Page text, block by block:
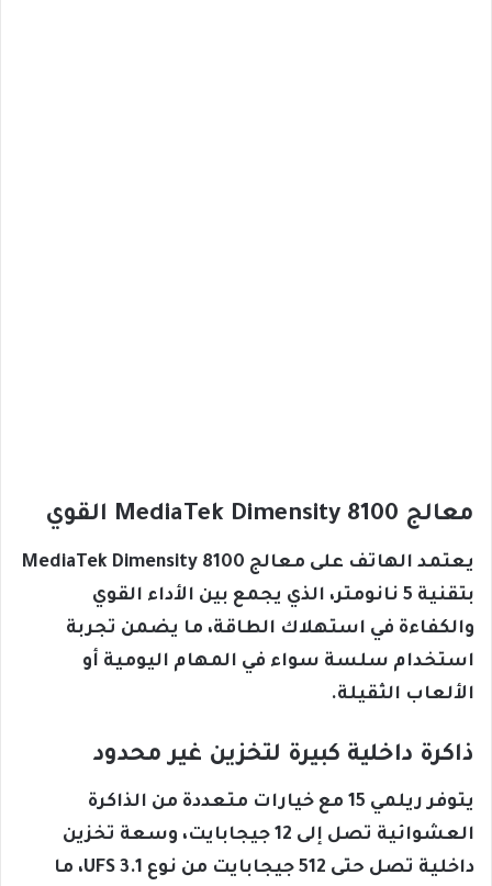
معالج MediaTek Dimensity 8100 القوي
يعتمد الهاتف على معالج MediaTek Dimensity 8100
بتقنية 5 نانومتر، الذي يجمع بين الأداء القوي
والكفاءة في استهلاك الطاقة، ما يضمن تجربة
استخدام سلسة سواء في المهام اليومية أو
الألعاب الثقيلة.
ذاكرة داخلية كبيرة لتخزين غير محدود
يتوفر ريلمي 15 مع خيارات متعددة من الذاكرة
العشوائية تصل إلى 12 جيجابايت، وسعة تخزين
داخلية تصل حتى 512 جيجابايت من نوع UFS 3.1، ما